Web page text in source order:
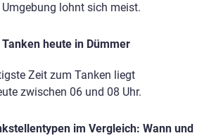
lohnt sich meist.
heute in Dümmer
Zeit zum Tanken liegt
zwischen 06 und 08 Uhr.
im Vergleich: Wann und